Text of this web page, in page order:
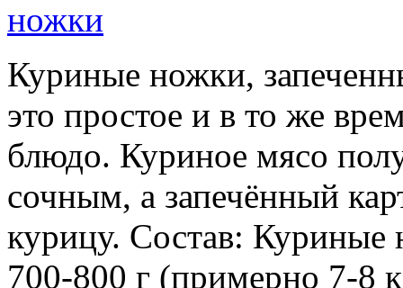
Куриные ножки,
это простое и в то же
блюдо. Куриное мясо
сочным, а запечённый
курицу. Состав: Куриные
700-800 г (примерно 7-8